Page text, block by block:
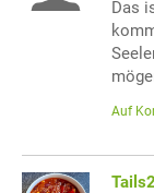
Das
Auf